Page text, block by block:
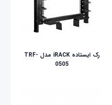
رک ایستاده iRACK مدل TRF-
0505